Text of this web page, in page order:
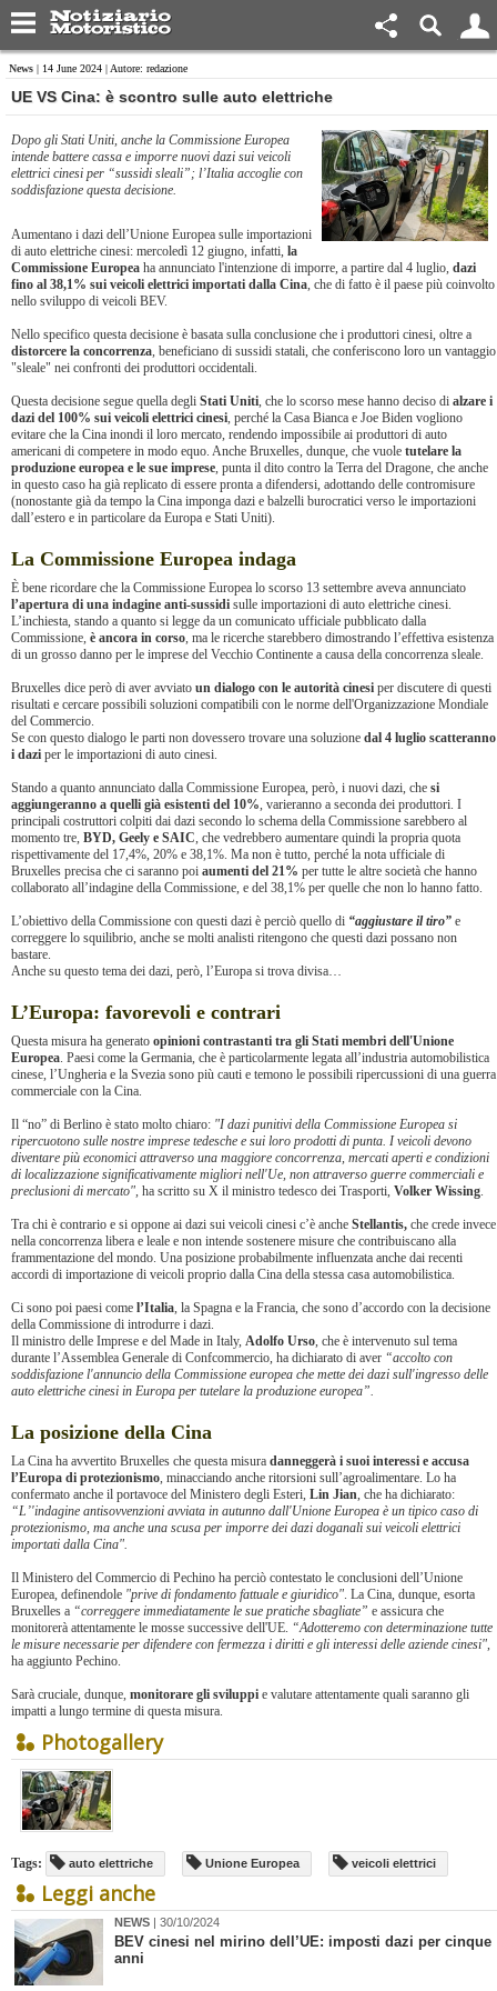
News | 14 June 2024 | Autore: redazione
​UE VS Cina: è scontro sulle auto elettriche
Dopo gli Stati Uniti, anche la Commissione Europea
intende battere cassa e imporre nuovi dazi sui veicoli
elettrici cinesi per “sussidi sleali”; l’Italia accoglie con
soddisfazione questa decisione.
Aumentano i dazi dell’Unione Europea sulle importazioni
di auto elettriche cinesi: mercoledì 12 giugno, infatti, la
Commissione Europea ha annunciato l'intenzione di imporre, a partire dal 4 luglio, dazi
fino al 38,1% sui veicoli elettrici importati dalla Cina, che di fatto è il paese più coinvolto
nello sviluppo di veicoli BEV.
Nello specifico questa decisione è basata sulla conclusione che i produttori cinesi, oltre a
distorcere la concorrenza, beneficiano di sussidi statali, che conferiscono loro un vantaggio
"sleale" nei confronti dei produttori occidentali.
Questa decisione segue quella degli Stati Uniti, che lo scorso mese hanno deciso di alzare i
dazi del 100% sui veicoli elettrici cinesi, perché la Casa Bianca e Joe Biden vogliono
evitare che la Cina inondi il loro mercato, rendendo impossibile ai produttori di auto
americani di competere in modo equo. Anche Bruxelles, dunque, che vuole tutelare la
produzione europea e le sue imprese, punta il dito contro la Terra del Dragone, che anche
in questo caso ha già replicato di essere pronta a difendersi, adottando delle contromisure
(nonostante già da tempo la Cina imponga dazi e balzelli burocratici verso le importazioni
dall’estero e in particolare da Europa e Stati Uniti).
La Commissione Europea indaga
È bene ricordare che la Commissione Europea lo scorso 13 settembre aveva annunciato
l’apertura di una indagine anti-sussidi sulle importazioni di auto elettriche cinesi.
L’inchiesta, stando a quanto si legge da un comunicato ufficiale pubblicato dalla
Commissione, è ancora in corso, ma le ricerche starebbero dimostrando l’effettiva esistenza
di un grosso danno per le imprese del Vecchio Continente a causa della concorrenza sleale.
Bruxelles dice però di aver avviato un dialogo con le autorità cinesi per discutere di questi
risultati e cercare possibili soluzioni compatibili con le norme dell'Organizzazione Mondiale
del Commercio.
Se con questo dialogo le parti non dovessero trovare una soluzione dal 4 luglio scatteranno
i dazi per le importazioni di auto cinesi.
Stando a quanto annunciato dalla Commissione Europea, però, i nuovi dazi, che si
aggiungeranno a quelli già esistenti del 10%, varieranno a seconda dei produttori. I
principali costruttori colpiti dai dazi secondo lo schema della Commissione sarebbero al
momento tre, BYD, Geely e SAIC, che vedrebbero aumentare quindi la propria quota
rispettivamente del 17,4%, 20% e 38,1%. Ma non è tutto, perché la nota ufficiale di
Bruxelles precisa che ci saranno poi aumenti del 21% per tutte le altre società che hanno
collaborato all’indagine della Commissione, e del 38,1% per quelle che non lo hanno fatto.
L’obiettivo della Commissione con questi dazi è perciò quello di “aggiustare il tiro” e
correggere lo squilibrio, anche se molti analisti ritengono che questi dazi possano non
bastare.
Anche su questo tema dei dazi, però, l’Europa si trova divisa…
L’Europa: favorevoli e contrari
Questa misura ha generato opinioni contrastanti tra gli Stati membri dell'Unione
Europea. Paesi come la Germania, che è particolarmente legata all’industria automobilistica
cinese, l’Ungheria e la Svezia sono più cauti e temono le possibili ripercussioni di una guerra
commerciale con la Cina.
Il “no” di Berlino è stato molto chiaro: "I dazi punitivi della Commissione Europea si
ripercuotono sulle nostre imprese tedesche e sui loro prodotti di punta. I veicoli devono
diventare più economici attraverso una maggiore concorrenza, mercati aperti e condizioni
di localizzazione significativamente migliori nell'Ue, non attraverso guerre commerciali e
preclusioni di mercato", ha scritto su X il ministro tedesco dei Trasporti, Volker Wissing.
Tra chi è contrario e si oppone ai dazi sui veicoli cinesi c’è anche Stellantis, che crede invece
nella concorrenza libera e leale e non intende sostenere misure che contribuiscano alla
frammentazione del mondo. Una posizione probabilmente influenzata anche dai recenti
accordi di importazione di veicoli proprio dalla Cina della stessa casa automobilistica.
Ci sono poi paesi come l’Italia, la Spagna e la Francia, che sono d’accordo con la decisione
della Commissione di introdurre i dazi.
Il ministro delle Imprese e del Made in Italy, Adolfo Urso, che è intervenuto sul tema
durante l’Assemblea Generale di Confcommercio, ha dichiarato di aver “accolto con
soddisfazione l'annuncio della Commissione europea che mette dei dazi sull'ingresso delle
auto elettriche cinesi in Europa per tutelare la produzione europea”.
La posizione della Cina
La Cina ha avvertito Bruxelles che questa misura danneggerà i suoi interessi e accusa
l’Europa di protezionismo, minacciando anche ritorsioni sull’agroalimentare. Lo ha
confermato anche il portavoce del Ministero degli Esteri, Lin Jian, che ha dichiarato:
“L’'indagine antisovvenzioni avviata in autunno dall'Unione Europea è un tipico caso di
protezionismo, ma anche una scusa per imporre dei dazi doganali sui veicoli elettrici
importati dalla Cina".
Il Ministero del Commercio di Pechino ha perciò contestato le conclusioni dell’Unione
Europea, definendole "prive di fondamento fattuale e giuridico". La Cina, dunque, esorta
Bruxelles a “correggere immediatamente le sue pratiche sbagliate” e assicura che
monitorerà attentamente le mosse successive dell'UE. “Adotteremo con determinazione tutte
le misure necessarie per difendere con fermezza i diritti e gli interessi delle aziende cinesi",
ha aggiunto Pechino.
Sarà cruciale, dunque, monitorare gli sviluppi e valutare attentamente quali saranno gli
impatti a lungo termine di questa misura.
Photogallery
Tags: auto elettriche Unione Europea veicoli elettrici
Leggi anche
NEWS | 30/10/2024
​BEV cinesi nel mirino dell’UE: imposti dazi per cinque
anni